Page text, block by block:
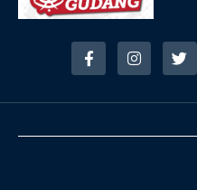
F
a
c
b
o
I
n
s
a
r
T
w
i
t
r